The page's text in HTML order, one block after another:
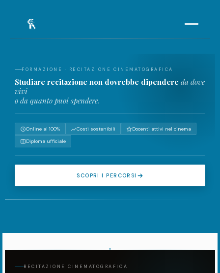
02 ARTICOLI
03 I NOSTRI CORSI
04 CERCA IL TUO MONOLOGO
COMMUNITY ACTIVE
FORMAZIONE · RECITAZIONE CINEMATOGRAFICA
Studiare recitazione non dovrebbe dipendere da dove
vivi
o da quanto puoi spendere.
Online al 100% Costi sostenibili
Docenti attivi nel cinema
Diploma ufficiale
SCOPRI I PERCORSI
RECITAZIONE CINEMATOGRAFICA